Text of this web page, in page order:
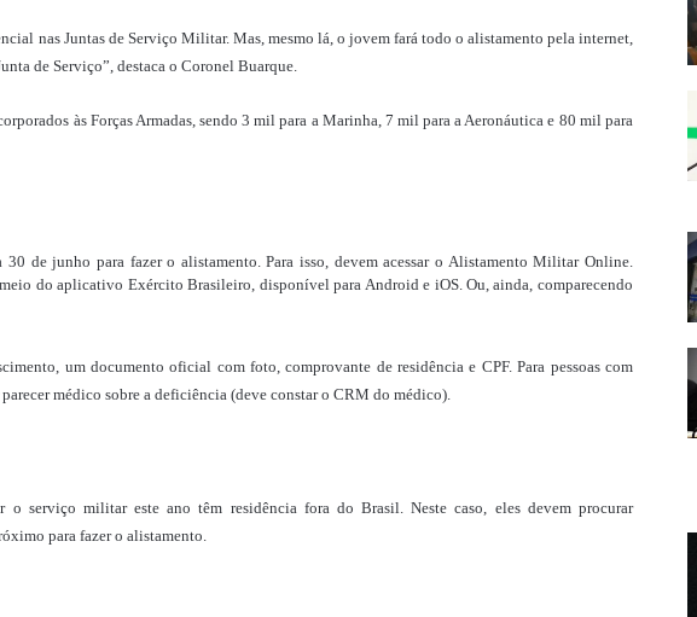
nas Juntas de Serviço Militar. Mas, mesmo lá, o jovem fará todo o alistamento pela internet,
de Serviço”, destaca o Coronel Buarque.
às Forças Armadas, sendo 3 mil para a Marinha, 7 mil para a Aeronáutica e 80 mil para
de junho para fazer o alistamento. Para isso, devem acessar o Alistamento Militar Online.
do aplicativo Exército Brasileiro, disponível para Android e iOS. Ou, ainda, comparecendo
um documento oficial com foto, comprovante de residência e CPF. Para pessoas com
médico sobre a deficiência (deve constar o CRM do médico).
serviço militar este ano têm residência fora do Brasil. Neste caso, eles devem procurar
para fazer o alistamento.